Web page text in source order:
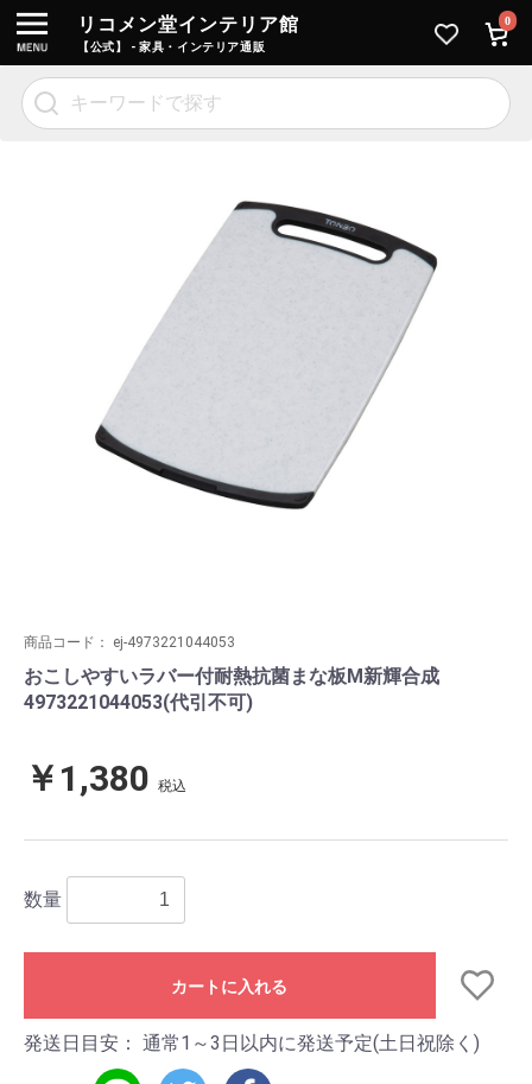
リコメン堂インテリア館
【公式】 - 家具・インテリア通販
0
商品コード： ej-4973221044053
おこしやすいラバー付耐熱抗菌まな板M新輝合成
4973221044053(代引不可)
￥1,380 税込
数量
カートに入れる
発送日目安： 通常1～3日以内に発送予定(土日祝除く)